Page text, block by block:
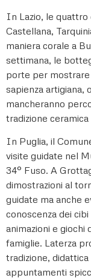
In Lazio, le quattro
Castellana,
maniera corale a
settimana, le
porte per mostrare
sapienza artigiana,
mancheranno
tradizione ceramica
In Puglia, il
visite guidate nel
34° Fuso. A
dimostrazioni al
guidate ma anche
conoscenza dei
animazioni e giochi
famiglie. Laterza
tradizione,
appuntamenti